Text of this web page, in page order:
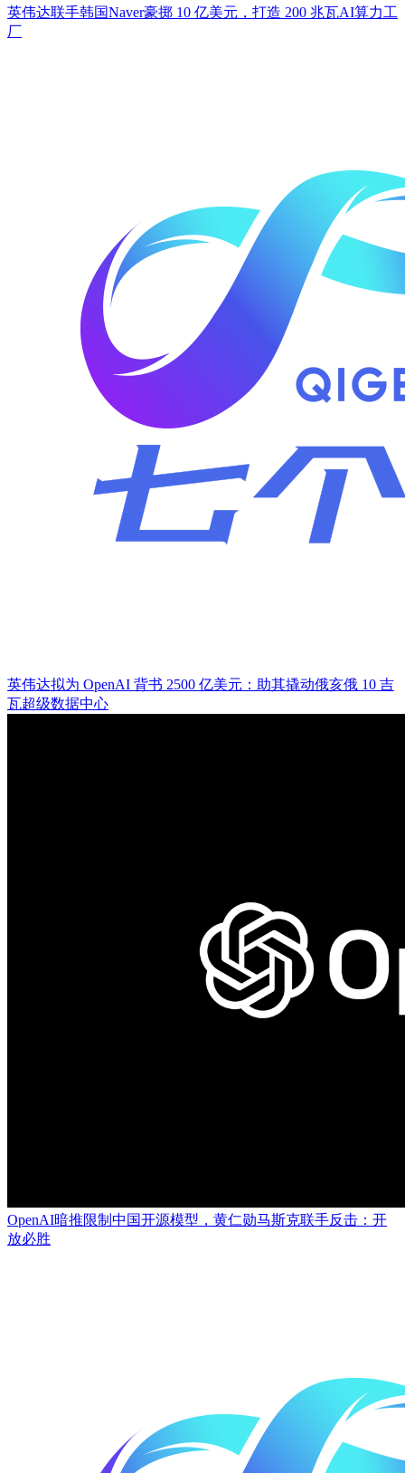
英伟达联手韩国Naver豪掷 10 亿美元，打造 200 兆瓦AI算力工
厂
英伟达拟为 OpenAI 背书 2500 亿美元：助其撬动俄亥俄 10 吉
瓦超级数据中心
OpenAI暗推限制中国开源模型，黄仁勋马斯克联手反击：开
放必胜